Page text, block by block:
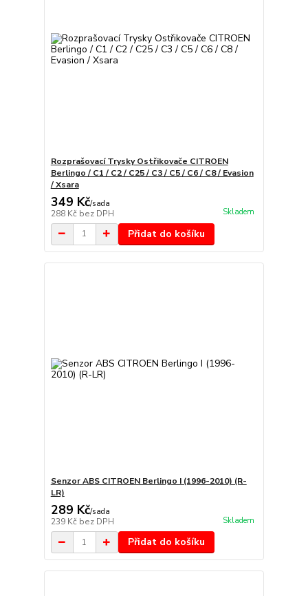
Rozprašovací Trysky Ostřikovače CITROEN
Berlingo / C1 / C2 / C25 / C3 / C5 / C6 / C8 / Evasion
/ Xsara
349 Kč/sada
288 Kč bez DPH Skladem
Přidat do košíku
Senzor ABS CITROEN Berlingo I (1996-2010) (R-
LR)
289 Kč/sada
239 Kč bez DPH Skladem
Přidat do košíku